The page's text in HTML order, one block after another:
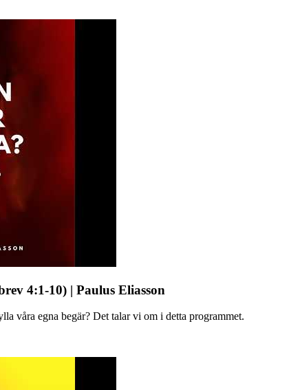
4:1-10) | Paulus Eliasson
våra egna begär? Det talar vi om i detta programmet.